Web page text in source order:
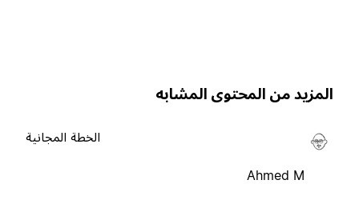
من المحتوى المشابه
Ahmed M
الخطة المجانية